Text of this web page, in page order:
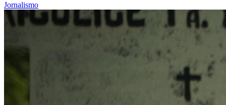
Jornalismo